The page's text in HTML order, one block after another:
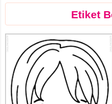
Etiket